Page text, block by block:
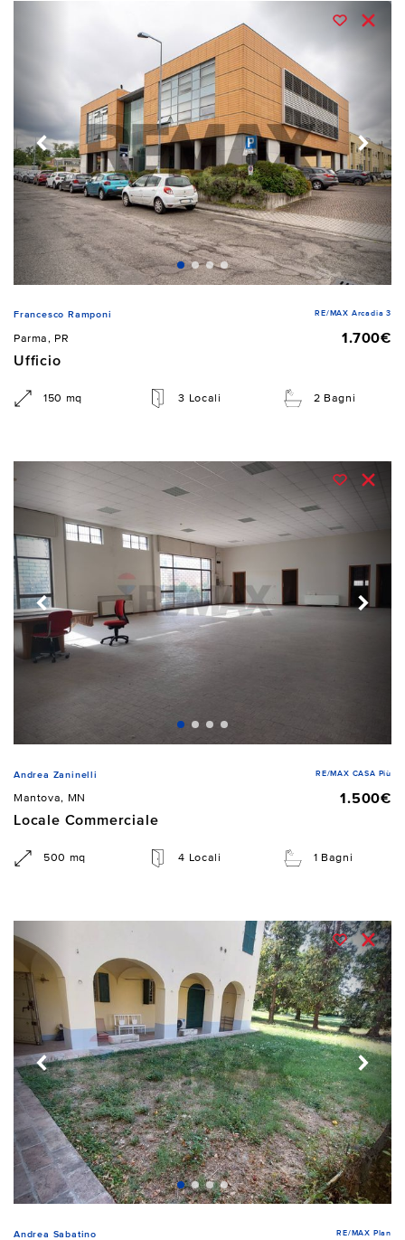
Francesco Ramponi RE/MAX Arcadia 3
Parma, PR
1.700€
Ufficio
150 mq 3 Locali 2 Bagni
Andrea Zaninelli RE/MAX CASA Più
Mantova, MN
1.500€
Locale Commerciale
500 mq 4 Locali 1 Bagni
Andrea Sabatino RE/MAX Plan